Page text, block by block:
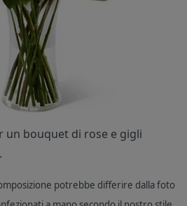
un bouquet di rose e gigli
potrebbe differire dalla foto